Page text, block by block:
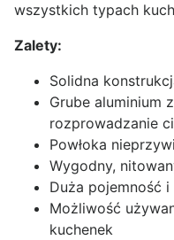
wszystkich typach
Zalety:
Solidna
Grube aluminium
rozprowadzanie
Powłoka
Wygodny,
Duża pojemność i
Możliwość
kuchenek